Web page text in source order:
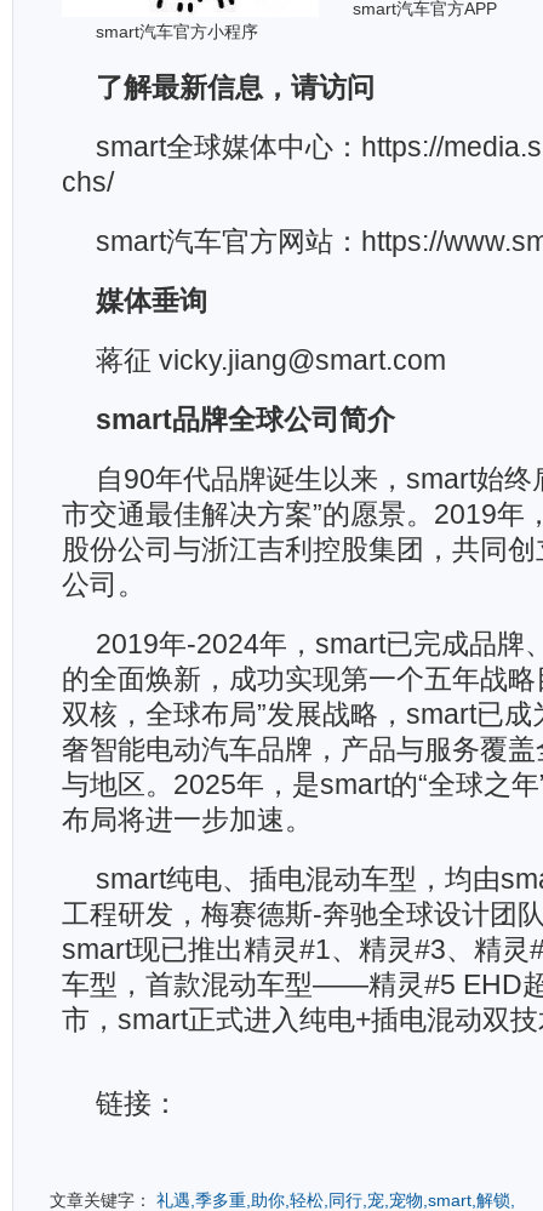
smart汽车官方小程序
smart汽车官方APP
了解最新信息，请访问
smart全球媒体中心：https://
chs/
smart汽车官方网站：https://
媒体垂询
蒋征 vicky.jiang@smart.com
smart品牌全球公司简介
自90年代品牌诞生以来，smart始终
市交通最佳解决方案”的愿景。2019年
股份公司与浙江吉利控股集团，共同
公司。
2019年-2024年，smart已完成品牌
的全面焕新，成功实现第一个五年战略
双核，全球布局”发展战略，smart已
奢智能电动汽车品牌，产品与服务覆
与地区。2025年，是smart的“全球之
布局将进一步加速。
smart纯电、插电混动车型，均由
工程研发，梅赛德斯-奔驰全球设计团
smart现已推出精灵#1、精灵#3、精灵
车型，首款混动车型——精灵#5 EHD
市，smart正式进入纯电+插电混动双
链接：
文章关键字： 礼遇,季多重,助你,轻松,同行,宠,宠物,smart,解锁,